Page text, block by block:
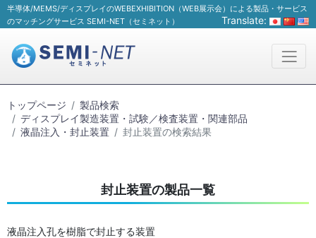
半導体/MEMS/ディスプレイのWEBEXHIBITION（WEB展示会）による製品・サービス
のマッチングサービス SEMI-NET（セミネット）
Translate:
トップページ
製品検索
ディスプレイ製造装置・試験／検査装置・関連部品
液晶注入・封止装置
封止装置の検索結果
封止装置の製品一覧
液晶注入孔を樹脂で封止する装置